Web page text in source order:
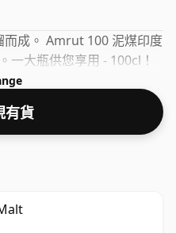
成。 Amrut 100 泥煤印度
一大瓶供您享用 - 100cl！
有貨